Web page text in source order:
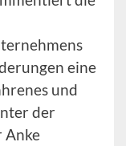
eine
und
der
Anke